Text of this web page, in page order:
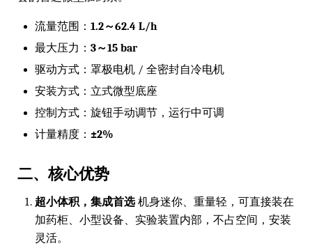
流量范围： 1.2～62.4 L/h
最大压力： 3～15 bar
驱动方式：罩极电机 / 全密封自冷电机
安装方式：立式微型底座
控制方式：旋钮手动调节，运行中可调
计量精度： ±2%
二、核心优势
超小体积，集成首选机身迷你、重量轻，可直接装在
加药柜、小型设备、实验装置内部，不占空间，安装
灵活。